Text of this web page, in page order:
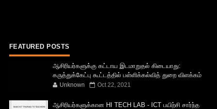
FEATURED POSTS
ஆசிரியர்களுக்கு கட்டாய இடமாறுதல் கிடையாது:
கருத்துக்கேட்பு கூட்டத்தில் பள்ளிக்கல்வித் துறை விளக்கம்
Unknown Oct 22, 2021
ஆசிரியர்களுக்கான HI TECH LAB - ICT பயிற்சி சார்ந்த